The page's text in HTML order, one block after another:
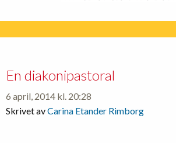
En diakonipastoral
6 april, 2014 kl. 20:28
Skrivet avCarina Etander Rimborg